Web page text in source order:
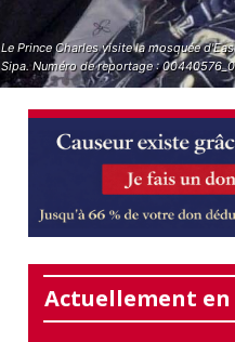
Le Prince Charles visite la mosquée
Sipa. Numéro de reportage :
Actuellement en